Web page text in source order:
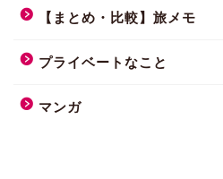
【まとめ・比較】旅メモ
プライベートなこと
マンガ